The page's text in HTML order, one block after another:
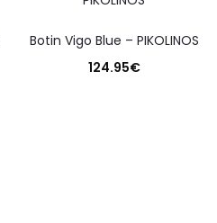
Botin Vigo Blue – PIKOLINOS
124.95€